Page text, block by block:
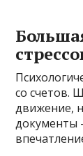
со счетов.
движение,
документы